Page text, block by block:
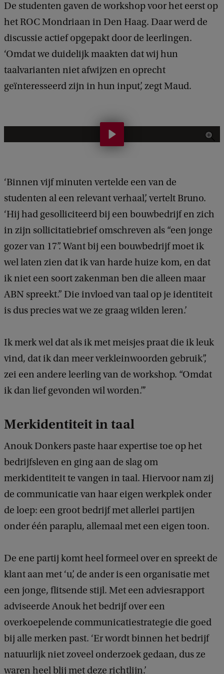
De studenten gaven de workshop voor het eerst op
het ROC Mondriaan in Den Haag. Daar werd de
discussie actief opgepakt door de leerlingen.
‘Omdat we duidelijk maakten dat wij hun
taalvarianten niet afwijzen en oprecht
geïnteresseerd zijn in hun input’, zegt Maud.
e
o
v
a
n
d
e
w
o
k
s
h
o
'
‘Binnen vijf minuten vertelde een van de
studenten al een relevant verhaal’, vertelt Bruno.
‘Hij had gesolliciteerd bij een bouwbedrijf en zich
in zijn sollicitatiebrief omschreven als “een jonge
gozer van 17”. Want bij een bouwbedrijf moet ik
wel laten zien dat ik van harde huize kom, en dat
ik niet een soort zakenman ben die alleen maar
ABN spreekt.” Die invloed van taal op je identiteit
is dus precies wat we ze graag wilden leren.’
Ik merk wel dat als ik met meisjes praat die ik leuk
vind, dat ik dan meer verkleinwoorden gebruik”,
zei een andere leerling van de workshop. “Omdat
ik dan lief gevonden wil worden.”’
Merkidentiteit in taal
Anouk Donkers paste haar expertise toe op het
bedrijfsleven en ging aan de slag om
merkidentiteit te vangen in taal. Hiervoor nam zij
de communicatie van haar eigen werkplek onder
de loep: een groot bedrijf met allerlei partijen
onder één paraplu, allemaal met een eigen toon.
De ene partij komt heel formeel over en spreekt de
klant aan met ‘u’, de ander is een organisatie met
een jonge, flitsende stijl. Met een adviesrapport
adviseerde Anouk het bedrijf over een
overkoepelende communicatiestrategie die goed
bij alle merken past. ‘Er wordt binnen het bedrijf
natuurlijk niet zoveel onderzoek gedaan, dus ze
waren heel blij met deze richtlijn.’